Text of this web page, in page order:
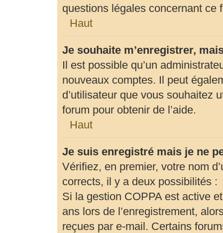
questions légales concernant ce
Haut
Je souhaite m’enregistrer,
Il est possible qu’un
nouveaux comptes. Il peut
d’utilisateur que vous souhaitez
forum pour obtenir de l’aide.
Haut
Je suis enregistré mais je ne
Vérifiez, en premier, votre nom
corrects, il y a deux possibilités :
Si la gestion COPPA est active
ans lors de l’enregistrement,
reçues par e-mail. Certains